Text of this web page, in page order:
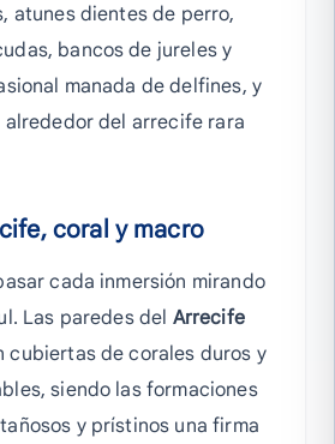
atunes dientes de perro,
bancos de jureles y
manada de delfines, y
alrededor del arrecife rara
coral y macro
cada inmersión mirando
Las paredes del Arrecife
cubiertas de corales duros y
siendo las formaciones
y prístinos una firma